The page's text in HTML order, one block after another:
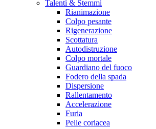
Talenti & Stemmi
Rianimazione
Colpo pesante
Rigenerazione
Scottatura
Autodistruzione
Colpo mortale
Guardiano del fuoco
Fodero della spada
Dispersione
Rallentamento
Accelerazione
Furia
Pelle coriacea